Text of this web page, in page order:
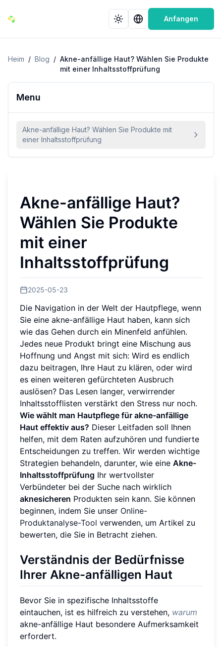
Anfangen
Heim / Blog / Akne-anfällige Haut? Wählen Sie Produkte
mit einer Inhaltsstoffprüfung
Menu
Akne-anfällige Haut? Wählen Sie Produkte mit
einer Inhaltsstoffprüfung
Akne-anfällige Haut?
Wählen Sie Produkte
mit einer
Inhaltsstoffprüfung
2025-05-23
Die Navigation in der Welt der Hautpflege, wenn
Sie eine akne-anfällige Haut haben, kann sich
wie das Gehen durch ein Minenfeld anfühlen.
Jedes neue Produkt bringt eine Mischung aus
Hoffnung und Angst mit sich: Wird es endlich
dazu beitragen, Ihre Haut zu klären, oder wird
es einen weiteren gefürchteten Ausbruch
auslösen? Das Lesen langer, verwirrender
Inhaltsstofflisten verstärkt den Stress nur noch.
Wie wählt man Hautpflege für akne-anfällige
Haut effektiv aus? Dieser Leitfaden soll Ihnen
helfen, mit dem Raten aufzuhören und fundierte
Entscheidungen zu treffen. Wir werden wichtige
Strategien behandeln, darunter, wie eine Akne-
Inhaltsstoffprüfung Ihr wertvollster
Verbündeter bei der Suche nach wirklich
aknesicheren Produkten sein kann. Sie können
beginnen, indem Sie unser Online-
Produktanalyse-Tool verwenden, um Artikel zu
bewerten, die Sie in Betracht ziehen.
Verständnis der Bedürfnisse
Ihrer Akne-anfälligen Haut
Bevor Sie in spezifische Inhaltsstoffe
eintauchen, ist es hilfreich zu verstehen, warum
akne-anfällige Haut besondere Aufmerksamkeit
erfordert.